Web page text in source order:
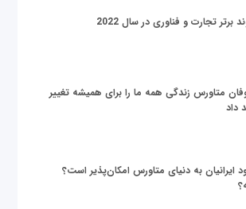
متاورس زندگی همه ما را برای همیشه تغییر
داد
ایرانیان به دنیای متاورس امکان‌پذیر است؟